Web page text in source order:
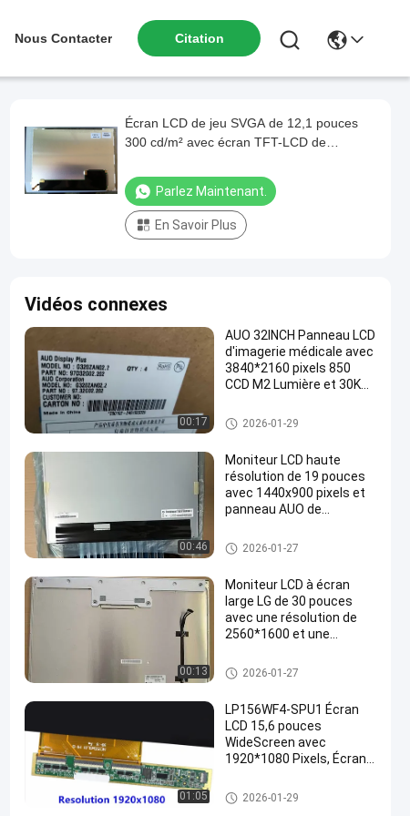
Nous Contacter Citation
Écran LCD de jeu SVGA de 12,1 pouces
300 cd/m² avec écran TFT-LCD de
Parlez Maintenant.
En Savoir Plus
Vidéos connexes
00:17
AUO 32INCH Panneau LCD
d'imagerie médicale avec
3840*2160 pixels 850
CCD M2 Lumière et 30K
Affichage fait sur commande
d'affichage à cristaux liquides
2026-01-29
00:46
Moniteur LCD haute
résolution de 19 pouces
avec 1440x900 pixels et
panneau AUO de
Affichage fait sur commande
d'affichage à cristaux liquides
2026-01-27
00:13
Moniteur LCD à écran
large LG de 30 pouces
avec une résolution de
2560*1600 et une
Affichage fait sur commande
d'affichage à cristaux liquides
2026-01-27
01:05
LP156WF4-SPU1 Écran
LCD 15,6 pouces
WideScreen avec
1920*1080 Pixels, Écran
Luminosité 330 CD/M2
Affichage fait sur commande
d'affichage à cristaux liquides
2026-01-29